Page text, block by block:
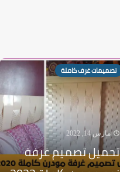
تصميمات غرف كاملة
مارس 14, 2022
تحميل تصميم غرفة